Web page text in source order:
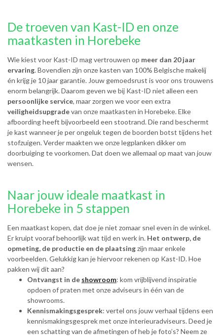
De troeven van Kast-ID en onze
maatkasten in Horebeke
Wie kiest voor Kast-ID mag vertrouwen op meer dan 20 jaar
ervaring. Bovendien zijn onze kasten van 100% Belgische makelij
én krijg je 10 jaar garantie. Jouw gemoedsrust is voor ons trouwens
enorm belangrijk. Daarom geven we bij Kast-ID niet alleen een
persoonlijke service, maar zorgen we voor een extra
veiligheidsupgradevan onze maatkasten in Horebeke. Elke
afboording heeft bijvoorbeeld een stootrand. Die rand beschermt
je kast wanneer je per ongeluk tegen de boorden botst tijdens het
stofzuigen. Verder maakten we onze legplanken dikker om
doorbuiging te voorkomen. Dat doen we allemaal op maat van jouw
wensen.
Naar jouw ideale maatkast in
Horebeke in 5 stappen
Een maatkast kopen, dat doe je niet zomaar snel even in de winkel.
Er kruipt vooraf behoorlijk wat tijd en werk in. Het ontwerp, de
opmeting, de productie en de plaatsingzijn maar enkele
voorbeelden. Gelukkig kan je hiervoor rekenen op Kast-ID. Hoe
pakken wij dit aan?
Ontvangst in de showroom: kom vrijblijvend inspiratie
opdoen of praten met onze adviseurs in één van de
showrooms.
Kennismakingsgesprek: vertel ons jouw verhaal tijdens een
kennismakingsgesprek met onze interieuradviseurs. Deed je
een schatting van de afmetingen of heb je foto’s? Neem ze